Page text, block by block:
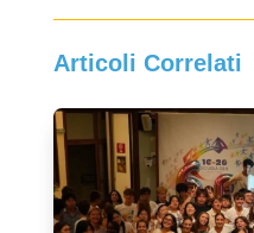
Articoli Correlati